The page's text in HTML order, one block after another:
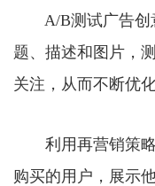
A/B测试广告创
题、描述和图片，
关注，从而不断优
利用再营销策略
购买的用户，展示